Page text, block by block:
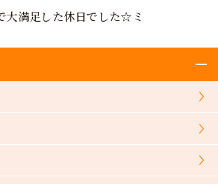
大満足した休日でした☆ミ